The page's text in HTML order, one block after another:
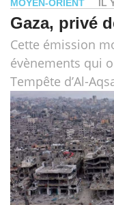
MOYEN-ORIENT IL
Gaza, privé
Cette émission
évènements qui
Tempête d’Al-